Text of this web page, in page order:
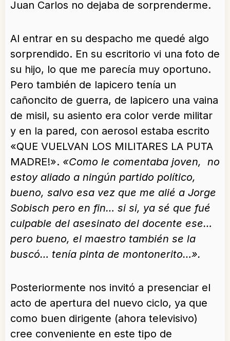
Juan Carlos no dejaba de sorprenderme.
Al entrar en su despacho me quedé algo
sorprendido. En su escritorio vi una foto de
su hijo, lo que me parecía muy oportuno.
Pero también de lapicero tenía un
cañoncito de guerra, de lapicero una vaina
de misil, su asiento era color verde militar
y en la pared, con aerosol estaba escrito
«QUE VUELVAN LOS MILITARES LA PUTA
MADRE!». «Como le comentaba joven, no
estoy aliado a ningún partido político,
bueno, salvo esa vez que me alié a Jorge
Sobisch pero en fin… si si, ya sé que fué
culpable del asesinato del docente ese…
pero bueno, el maestro también se la
buscó… tenía pinta de montonerito…».
Posteriormente nos invitó a presenciar el
acto de apertura del nuevo ciclo, ya que
como buen dirigente (ahora televisivo)
cree conveniente en este tipo de